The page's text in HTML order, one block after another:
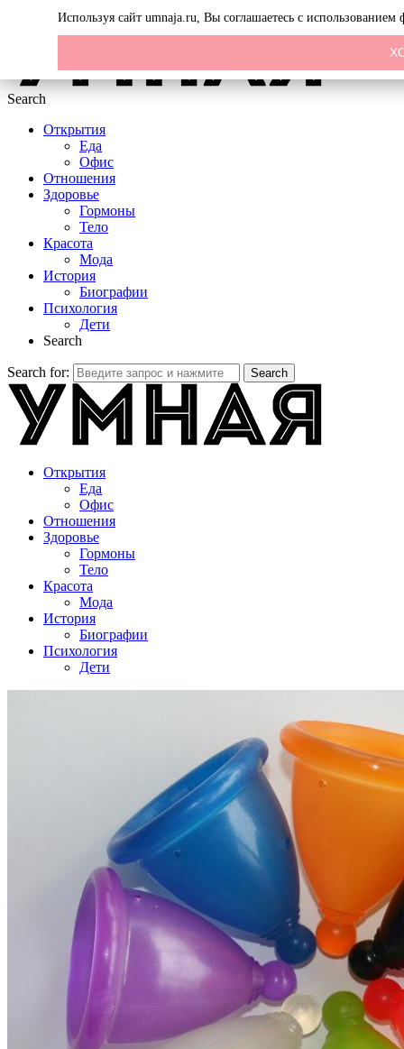
Search
Открытия
Еда
Офис
Отношения
Здоровье
Гормоны
Тело
Красота
Мода
История
Биографии
Психология
Дети
Search
Search for: Search
Открытия
Еда
Офис
Отношения
Здоровье
Гормоны
Тело
Красота
Мода
История
Биографии
Психология
Дети
Используя сайт umnaja.ru, Вы соглашаетесь с использованием